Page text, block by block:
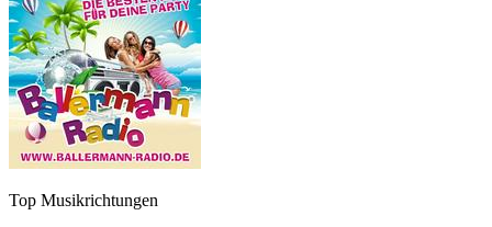
Top Musikrichtungen